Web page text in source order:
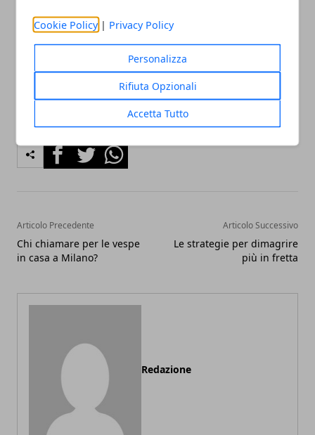
Cookie Policy | Privacy Policy
Personalizza
Rifiuta Opzionali
Accetta Tutto
Contesini S.,La filosofia nelle organizzazioni
Milano, 2016 Nacamulli R. C.D., Boldizzoni D., Oltre
l’aula, Apogeo, Milano, 2011
Facebook
TwitterWhatsapp
Articolo Precedente
Chi chiamare per le vespe
in casa a Milano?
Articolo Successivo
Le strategie per dimagrire
più in fretta
Redazione